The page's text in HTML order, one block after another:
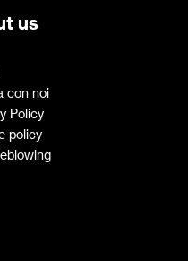
us
con noi
Policy
policy